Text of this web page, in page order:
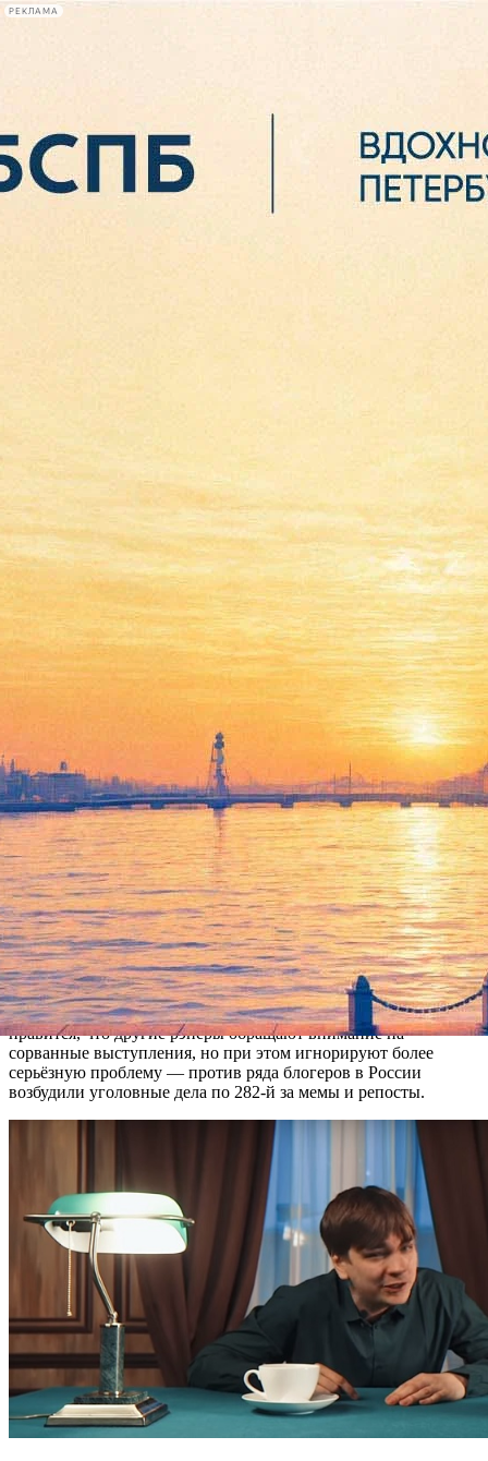
РЕКЛАМА
Сегодня:
2026.08.06
Слава КПСС «спел свою
музыку» — рэпер снял клип
с критикой 282-й статьи и
коллег по цеху
27 января 2019,
Рэпер Гнойный, он же Соня Мармеладова, он же Слава
КПСС, он же Вячеслав Карелин, снял клип на песню «Я буду
петь свою музыку». Музыкант раскритиковал коллег по цеху,
которые выступили против массовой отмены концертов в
2018 году. В тексте есть отсылки к рэперу Хаски и вечному
антагонисту Гнойного — Оксимирону.
Слава КПСС поясняет, что он за отмену 282-й статьи
Уголовного кодекса («Возбуждение ненависти либо вражды, а
равно унижение человеческого достоинства»). Артисту не
нравится, что другие рэперы обращают внимание на
сорванные выступления, но при этом игнорируют более
серьёзную проблему — против ряда блогеров в России
возбудили уголовные дела по 282-й за мемы и репосты.